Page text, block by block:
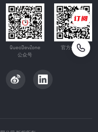
QuecDevZone
公众号
官方公众号